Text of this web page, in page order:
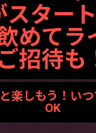
スタート
めてラ
ご招待も
楽しもう！い
OK